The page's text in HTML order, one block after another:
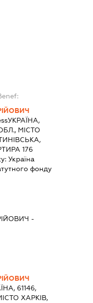
УКРАЇНА,
МІСТО
176
Україна
фонду
-
61146,
ХАРКІВ,